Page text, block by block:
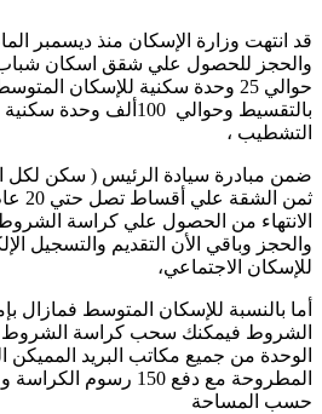
قد انتهت وزارة الإسكان منذ ديسمبر
والحجز للحصول علي شقق اسكان شباب
حوالي 25 وحدة سكنية للإسكان
بالتقسيط وحوالي
التشطيب ،
ضمن مبادرة سيادة الرئيس ( سكن لكل
ثمن
الانتهاء من الحصول علي كراسة
والحجز وباقي الأن التقديم والتسجيل
للإسكان الاجتماعي،
أما بالنسبة للإسكان المتوسط
الشروط فيمكنك سحب كراسة الشروط
الوحدة من جميع مكاتب البريد المميكن
حسب المساحة